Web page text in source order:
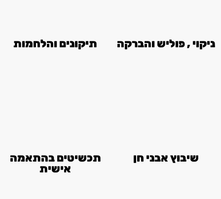
ניקוי , פוליש והברקה תיקונים והלחמות
שיבוץ אבני חן
תכשיטים בהתאמה
אישית